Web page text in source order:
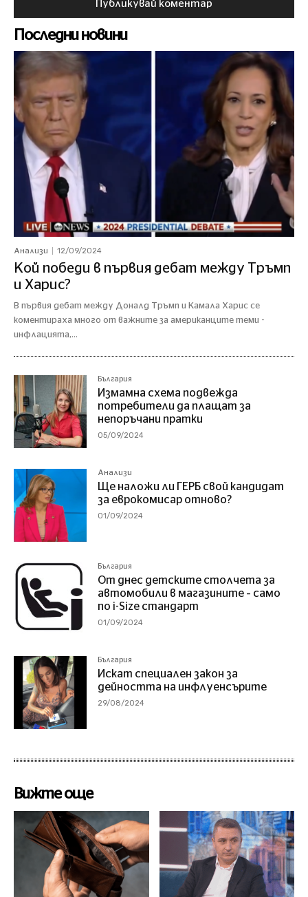
Последни новини
Анализи 12/09/2024
Кой победи в първия дебат между Тръмп
и Харис?
В първия дебат между Доналд Тръмп и Камала Харис се
коментираха много от важните за американците теми -
инфлацията,...
България
Измамна схема подвежда
потребители да плащат за
непоръчани пратки
05/09/2024
Анализи
Ще наложи ли ГЕРБ свой кандидат
за еврокомисар отново?
01/09/2024
България
От днес детските столчета за
автомобили в магазините – само
по i-Size стандарт
01/09/2024
България
Искат специален закон за
дейността на инфлуенсърите
29/08/2024
Вижте още